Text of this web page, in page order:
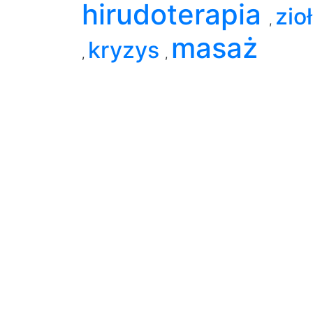
hirudoterapia ,
, kryzys , masaż